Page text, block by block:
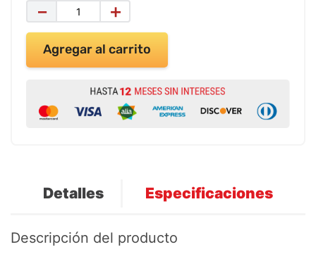
＋
－
Agregar al carrito
Detalles Especificaciones
Descripción del producto